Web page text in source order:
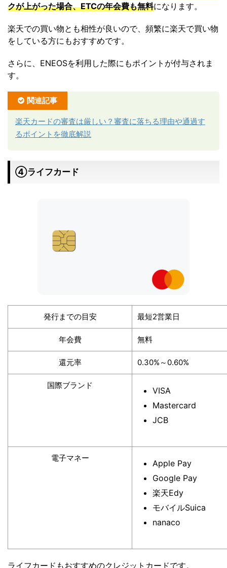
クが上がった場合、ETCの年会費も無料になります。
楽天での買い物とも相性が良いので、頻繁に楽天で買い物
をしている方にもおすすめです。
さらに、ENEOSを利用した際にもポイントが付与されま
す。
関連記事
楽天カードの審査は厳しい？審査に落ちる理由や通過す
るポイントを徹底解説
➃ライフカード
発行までの目安 最短2営業日
年会費 無料
還元率 0.30%～0.60%
国際ブランド
VISA
Mastercard
JCB
電子マネー
Apple Pay
Google Pay
楽天Edy
モバイルSuica
nanaco
ライフカードもおすすめのクレジットカードです。